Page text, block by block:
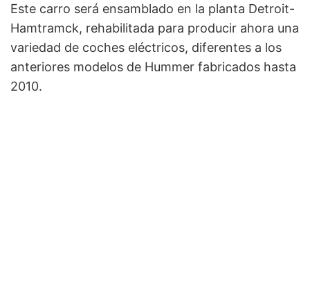
Este carro será ensamblado en la planta Detroit-
Hamtramck, rehabilitada para producir ahora una
variedad de coches eléctricos, diferentes a los
anteriores modelos de Hummer fabricados hasta
2010.